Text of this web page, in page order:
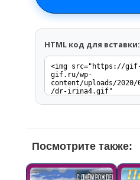
HTML код для вставки:
Посмотрите также: